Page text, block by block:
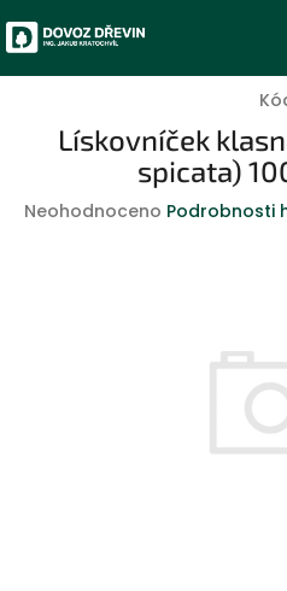
na
obsah
Lískovníček
spicata)
Průměrné
Neohodnoceno Podrobnosti